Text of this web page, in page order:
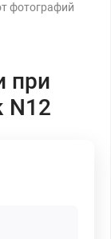
фотографий
при
N12